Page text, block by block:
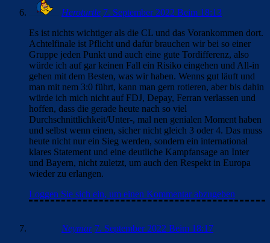
Heroturtle 7. September 2022 Beim 18:13
Es ist nichts wichtiger als die CL und das Vorankommen dort.
Achtelfinale ist Pflicht und dafür brauchen wir bei so einer
Gruppe jeden Punkt und auch eine gute Tordifferenz, also
würde ich auf gar keinen Fall ein Risiko eingehen und All-in
gehen mit dem Besten, was wir haben. Wenns gut läuft und
man mit nem 3:0 führt, kann man gern rotieren, aber bis dahin
würde ich mich nicht auf FDJ, Depay, Ferran verlassen und
hoffen, dass die gerade heute nach so viel
Durchschnittlichkeit/Unter-, mal nen genialen Moment haben
und selbst wenn einen, sicher nicht gleich 3 oder 4. Das muss
heute nicht nur ein Sieg werden, sondern ein international
klares Statement und eine deutliche Kampfansage an Inter
und Bayern, nicht zuletzt, um auch den Respekt in Europa
wieder zu erlangen.
Loggen Sie sich ein, um einen Kommentar abzugeben
Neymar 7. September 2022 Beim 18:17